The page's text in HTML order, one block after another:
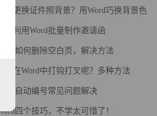
如何更换证件照背景？用Word巧换背景色
如何利用Word批量制作邀请函
Word如何删除空白页，解决方法
如何在Word中打钩打叉呢？多种方法
Word自动编号常见问题解决
四个技巧，不学太可惜了！